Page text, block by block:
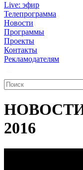
Live: эфир
Телепрограмма
Новости
Программы
Проекты
Контакты
Рекламодателям
НОВОСТИ
2016